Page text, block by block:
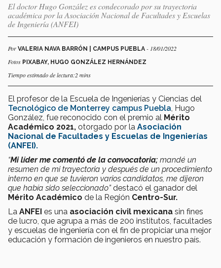
El doctor Hugo González es condecorado por su trayectoria
académica por la Asociación Nacional de Facultades y Escuelas
de Ingeniería (ANFEI)
Por VALERIA NAVA BARRÓN | CAMPUS PUEBLA - 18/01/2022
Fotos PIXABAY, HUGO GONZÁLEZ HERNÁNDEZ
Tiempo estimado de lectura:2 mins
El profesor de la Escuela de Ingenierías y Ciencias del
Tecnológico de Monterrey campus Puebla , Hugo
González, fue reconocido con el premio al Mérito
Académico 2021, otorgado por la Asociación
Nacional de Facultades y Escuelas de Ingenierías
(ANFEI).
“Mi líder me comentó de la convocatoria; mandé un
resumen de mi trayectoria y después de un procedimiento
interno en que se tuvieron varios candidatos, me dijeron
que había sido seleccionado”destacó el ganador del
Mérito Académico de la Región Centro-Sur.
La ANFEI es una asociación civil mexicana sin fines
de lucro, que agrupa a más de 200 institutos, facultades
y escuelas de ingeniería con el fin de propiciar una mejor
educación y formación de ingenieros en nuestro país.